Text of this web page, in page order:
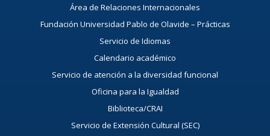
Área de Relaciones Internacionales
Fundación Universidad Pablo de Olavide – Prácticas
Servicio de Idiomas
Calendario académico
Servicio de atención a la diversidad funcional
Oficina para la Igualdad
Biblioteca/CRAI
Servicio de Extensión Cultural (SEC)